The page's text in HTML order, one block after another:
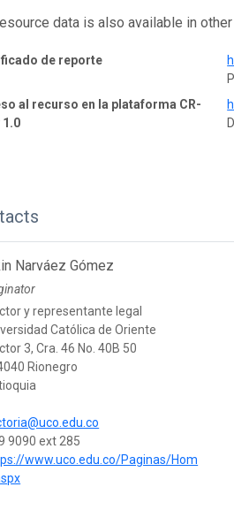
data is also available in
de reporte
al recurso en la plataforma CR-
1.0
Narváez Gómez
y representante legal
Católica de Oriente
3, Cra. 46 No. 40B 50
Rionegro
9090 ext 285
www.uco.edu.co/Paginas/Hom